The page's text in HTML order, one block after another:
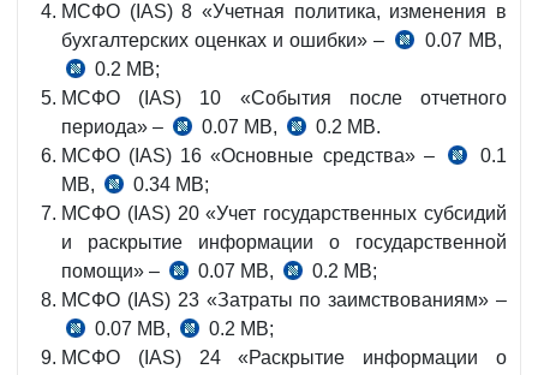
МСФО (IAS) 8 «Учетная политика, изменения в
бухгалтерских оценках и ошибки» –
0.07 MB,
0.2 MB;
МСФО (IAS) 10 «События после отчетного
периода» –
0.07 MB,
0.2 MB.
МСФО (IAS) 16 «Основные средства» –
0.1
MB,
0.34 MB;
МСФО (IAS) 20 «Учет государственных субсидий
и раскрытие информации о государственной
помощи» –
0.07 MB,
0.2 MB;
МСФО (IAS) 23 «Затраты по заимствованиям» –
0.07 MB,
0.2 MB;
МСФО (IAS) 24 «Раскрытие информации о